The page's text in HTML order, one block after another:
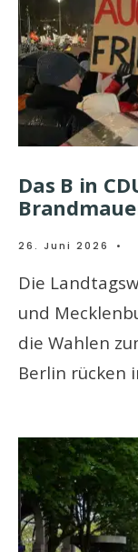
Das B in
26. Juni 2026 •
Die
und
die Wahlen
Berlin rücken